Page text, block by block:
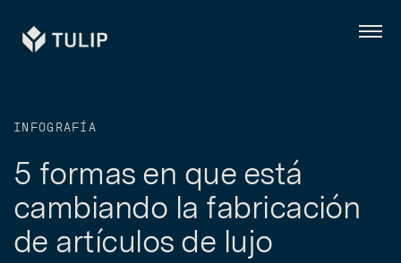
Tulip Menú
INFOGRAFÍA
5 formas en que está
cambiando la fabricación
de artículos de lujo